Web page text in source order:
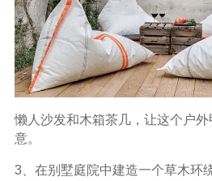
懒人沙发和木箱茶几，让这个户
意。
3、在别墅庭院中建造一个草木环